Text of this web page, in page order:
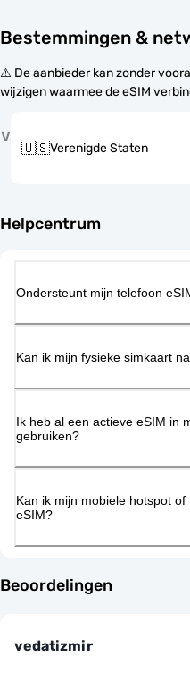
Bestemmingen &
⚠️ De aanbieder kan zonder
wijzigen waarmee de eSIM
V
🇺🇸Verenigde Staten
Helpcentrum
Ondersteunt mijn telefoon
Kan ik mijn fysieke simkaart
Ik heb al een actieve eSIM in
gebruiken?
Kan ik mijn mobiele hotspot
eSIM?
Beoordelingen
vedatizmir